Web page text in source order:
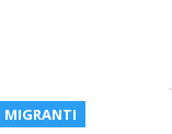
MIGRANTI